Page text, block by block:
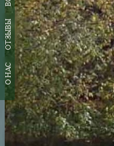
ОТЗЫВЫ
О НАС